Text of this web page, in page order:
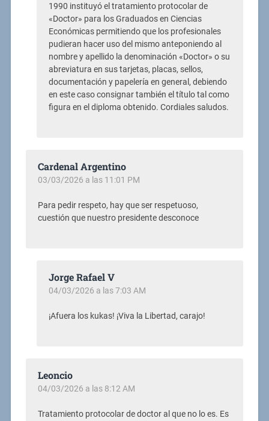
1990 instituyó el tratamiento protocolar de
«Doctor» para los Graduados en Ciencias
Económicas permitiendo que los profesionales
pudieran hacer uso del mismo anteponiendo al
nombre y apellido la denominación «Doctor» o su
abreviatura en sus tarjetas, placas, sellos,
documentación y papelería en general, debiendo
en este caso consignar también el título tal como
figura en el diploma obtenido. Cordiales saludos.
Cardenal Argentino
03/03/2026 a las 11:01 PM
Para pedir respeto, hay que ser respetuoso,
cuestión que nuestro presidente desconoce
Jorge Rafael V
04/03/2026 a las 7:03 AM
¡Afuera los kukas! ¡Viva la Libertad, carajo!
Leoncio
04/03/2026 a las 8:12 AM
Tratamiento protocolar de doctor al que no lo es. Es